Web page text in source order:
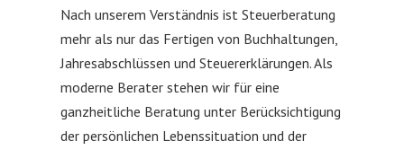
Nach unserem Verständnis ist Steuerberatung
mehr als nur das Fertigen von Buchhaltungen,
Jahresabschlüssen und Steuererklärungen. Als
moderne Berater stehen wir für eine
ganzheitliche Beratung unter Berücksichtigung
der persönlichen Lebenssituation und der